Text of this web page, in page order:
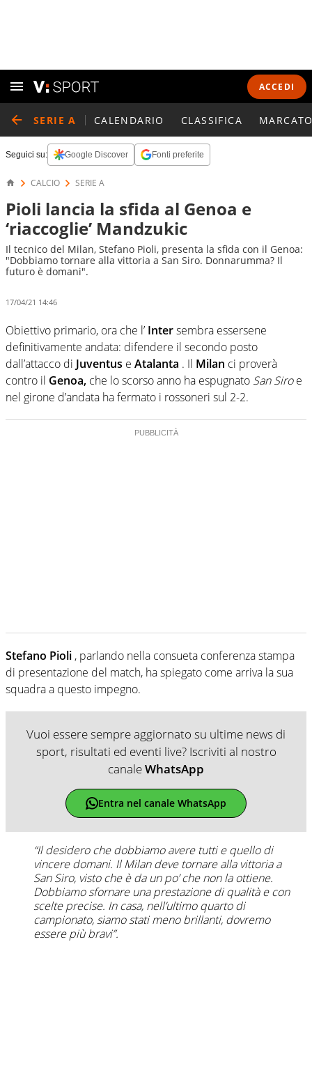
ACCEDI
SERIE A CALENDARIO CLASSIFICA
Seguici su: Google Discover Fonti preferite
CALCIO SERIE A
Pioli lancia la sfida al Genoa e
‘riaccoglie’ Mandzukic
Il tecnico del Milan, Stefano Pioli, presenta la sfida con il Genoa:
"Dobbiamo tornare alla vittoria a San Siro. Donnarumma? Il
futuro è domani".
17/04/21 14:46
Obiettivo primario, ora che l’ Intersembra essersene
definitivamente andata: difendere il secondo posto
dall’attacco di Juventus e Atalanta . Il Milan ci proverà
contro il Genoa, che lo scorso anno ha espugnato San Siroe
nel girone d’andata ha fermato i rossoneri sul 2-2.
Stefano Pioli , parlando nella consueta conferenza stampa
di presentazione del match, ha spiegato come arriva la sua
squadra a questo impegno.
Vuoi essere sempre aggiornato su ultime news di
sport, risultati ed eventi live? Iscriviti al nostro
canaleWhatsApp
Entra nel canale WhatsApp
“Il desidero che dobbiamo avere tutti e quello di
vincere domani. Il Milan deve tornare alla vittoria a
San Siro, visto che è da un po’ che non la ottiene.
Dobbiamo sfornare una prestazione di qualità e con
scelte precise. In casa, nell’ultimo quarto di
campionato, siamo stati meno brillanti, dovremo
essere più bravi”.